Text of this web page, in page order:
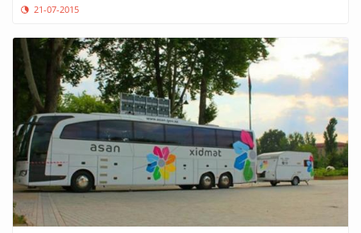
21-07-2015